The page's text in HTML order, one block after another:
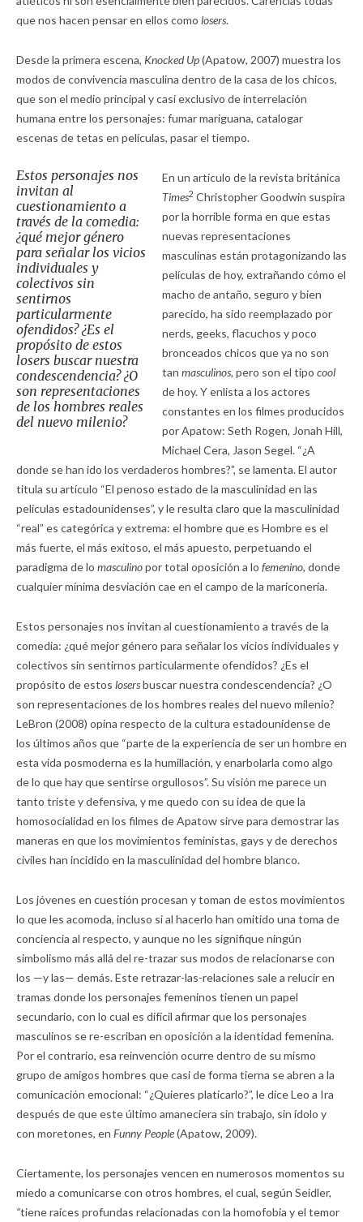
que nos hacen pensar en ellos como losers.
Desde la primera escena, Knocked Up(Apatow, 2007) muestra los
modos de convivencia masculina dentro de la casa de los chicos,
que son el medio principal y casi exclusivo de interrelación
humana entre los personajes: fumar mariguana, catalogar
escenas de tetas en películas, pasar el tiempo.
Estos personajes nos
invitan al
cuestionamiento a
través de la comedia:
¿qué mejor género
para señalar los vicios
individuales y
colectivos sin
sentirnos
particularmente
ofendidos? ¿Es el
propósito de estos
losers buscar nuestra
condescendencia? ¿O
son representaciones
de los hombres reales
del nuevo milenio?
En un artículo de la revista británica
Times2 Christopher Goodwin suspira
por la horrible forma en que estas
nuevas representaciones
masculinas están protagonizando las
películas de hoy, extrañando cómo el
macho de antaño, seguro y bien
parecido, ha sido reemplazado por
nerds, geeks, flacuchos y poco
bronceados chicos que ya no son
tan masculinos, pero son el tipo cool
de hoy. Y enlista a los actores
constantes en los filmes producidos
por Apatow: Seth Rogen, Jonah Hill,
Michael Cera, Jason Segel. “¿A
donde se han ido los verdaderos hombres?”, se lamenta. El autor
titula su artículo “El penoso estado de la masculinidad en las
películas estadounidenses”, y le resulta claro que la masculinidad
“real” es categórica y extrema: el hombre que es Hombre es el
más fuerte, el más exitoso, el más apuesto, perpetuando el
paradigma de lo masculinopor total oposición a lo femenino, donde
cualquier mínima desviación cae en el campo de la mariconería.
Estos personajes nos invitan al cuestionamiento a través de la
comedia: ¿qué mejor género para señalar los vicios individuales y
colectivos sin sentirnos particularmente ofendidos? ¿Es el
propósito de estos losersbuscar nuestra condescendencia? ¿O
son representaciones de los hombres reales del nuevo milenio?
LeBron (2008) opina respecto de la cultura estadounidense de
los últimos años que “parte de la experiencia de ser un hombre en
esta vida posmoderna es la humillación, y enarbolarla como algo
de lo que hay que sentirse orgullosos”. Su visión me parece un
tanto triste y defensiva, y me quedo con su idea de que la
homosocialidad en los filmes de Apatow sirve para demostrar las
maneras en que los movimientos feministas, gays y de derechos
civiles han incidido en la masculinidad del hombre blanco.
Los jóvenes en cuestión procesan y toman de estos movimientos
lo que les acomoda, incluso si al hacerlo han omitido una toma de
conciencia al respecto, y aunque no les signifique ningún
simbolismo más allá del re-trazar sus modos de relacionarse con
los —y las— demás. Este retrazar-las-relaciones sale a relucir en
tramas donde los personajes femeninos tienen un papel
secundario, con lo cual es difícil afirmar que los personajes
masculinos se re-escriban en oposición a la identidad femenina.
Por el contrario, esa reinvención ocurre dentro de su mismo
grupo de amigos hombres que casi de forma tierna se abren a la
comunicación emocional: “¿Quieres platicarlo?”, le dice Leo a Ira
después de que este último amaneciera sin trabajo, sin ídolo y
con moretones, en Funny People(Apatow, 2009).
Ciertamente, los personajes vencen en numerosos momentos su
miedo a comunicarse con otros hombres, el cual, según Seidler,
“tiene raíces profundas relacionadas con la homofobia y el temor